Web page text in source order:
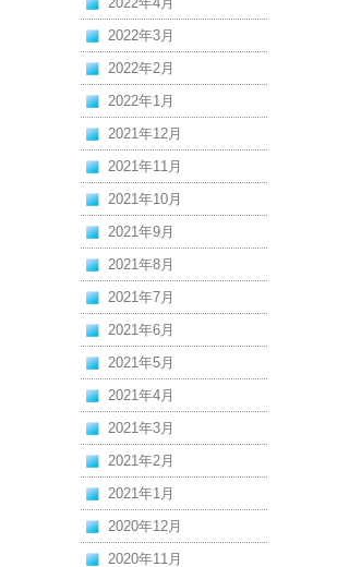
2022年3月
2022年2月
2022年1月
2021年12月
2021年11月
2021年10月
2021年9月
2021年8月
2021年7月
2021年6月
2021年5月
2021年4月
2021年3月
2021年2月
2021年1月
2020年12月
2020年11月